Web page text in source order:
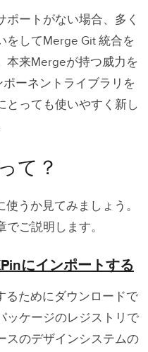
ートがない場合、多く
をしてMerge Git 統合を
本来Mergeが持つ威力を
ーネントライブラリを
とっても使いやすく新し
て？
うか見てみましょう。
ご説明します。
にインポートする
るためにダウンロードで
ッケージのレジストリで
スのデザインシステムの